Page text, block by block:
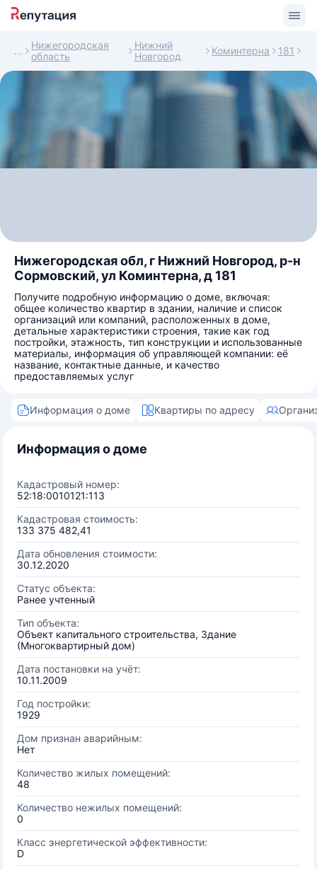
Нижегородская
область
Нижний
Новгород
Коминтерна 181
Нижегородская обл, г Нижний Новгород, р-н
Сормовский, ул Коминтерна, д 181
Получите подробную информацию о доме, включая:
общее количество квартир в здании, наличие и список
организаций или компаний, расположенных в доме,
детальные характеристики строения, такие как год
постройки, этажность, тип конструкции и использованные
материалы, информация об управляющей компании: её
название, контактные данные, и качество
предоставляемых услуг
Информация о доме Квартиры по адресу
Информация о доме
Кадастровый номер:
52:18:0010121:113
Кадастровая стоимость:
133 375 482,41
Дата обновления стоимости:
30.12.2020
Статус объекта:
Ранее учтенный
Тип объекта:
Объект капитального строительства, Здание
(Многоквартирный дом)
Дата постановки на учёт:
10.11.2009
Год постройки:
1929
Дом признан аварийным:
Нет
Количество жилых помещений:
48
Количество нежилых помещений:
0
Класс энергетической эффективности:
D